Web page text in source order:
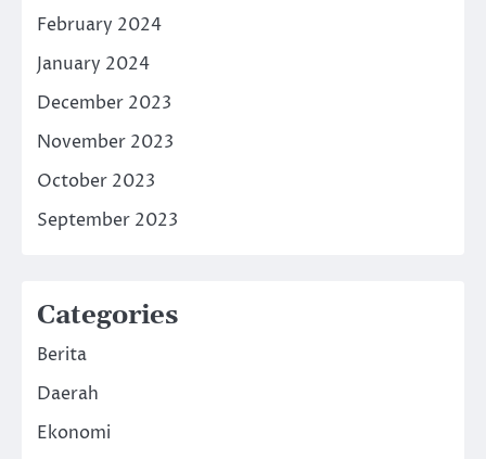
February 2024
January 2024
December 2023
November 2023
October 2023
September 2023
Categories
Berita
Daerah
Ekonomi